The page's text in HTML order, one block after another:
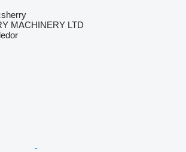
MACHINERY LTD